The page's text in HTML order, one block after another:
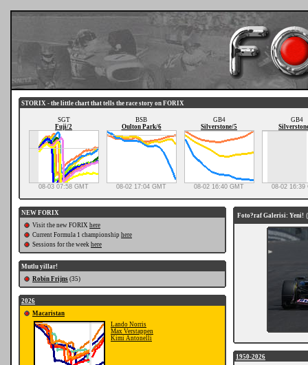
STORIX - the little chart that tells the race story on FORIX
SGT
Fuji/2
08-03 07:58 GMT
BSB
Oulton Park/6
08-02 17:04 GMT
GB4
Silverstone/5
08-02 16:40 GMT
GB4
08-02 16:39
NEW FORIX
Visit the new FORIX here
Current Formula 1 championship here
Sessions for the week here
Mutlu yillar!
Robin Frijns (35)
2026
Macaristan
Lando Norris
Max Verstappen
Kimi Antonelli
Foto?raf Galerisi: Yeni!
1950-2026